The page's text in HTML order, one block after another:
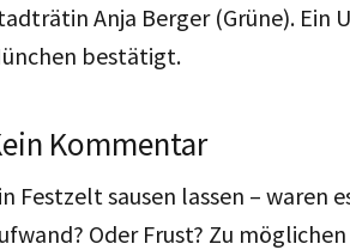
Anja Berger (Grüne). Ein
bestätigt.
Kommentar
Festzelt sausen lassen – waren
Oder Frust? Zu